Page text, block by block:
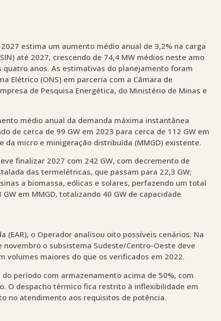
estima um aumento médio anual de 3,2% na carga
até 2027, crescendo de 74,4 MW médios neste amo
quatro anos. As estimativas do planejamento foram
Elétrico (ONS) em parceria com a Câmara de
de Pesquisa Energética, do Ministério de Minas e
médio anual da demanda máxima instantânea
de cerca de 99 GW em 2023 para cerca de 112 GW em
da micro e minigeração distribuída (MMGD) existente.
finalizar 2027 com 242 GW, com decremento de
das termelétricas, que passam para 22,3 GW;
a biomassa, eólicas e solares, perfazendo um total
em MMGD, totalizando 40 GW de capacidade
(EAR), o Operador analisou oito possíveis cenários. Na
o subsistema Sudeste/Centro-Oeste deve
volumes maiores do que os verificados em 2022.
período com armazenamento acima de 50%, com
O despacho térmico fica restrito à inflexibilidade em
no atendimento aos requisitos de potência.